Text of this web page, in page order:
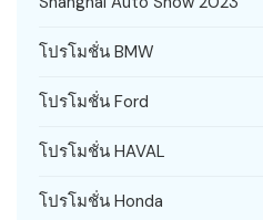
โปรโมชั่น BMW
โปรโมชั่น Ford
โปรโมชั่น HAVAL
โปรโมชั่น Honda